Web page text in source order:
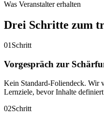
Was Veranstalter erhalten
Drei Schritte zum
01Schritt
Vorgespräch zur
Kein Standard-Foliendeck. Wir
Lernziele, bevor Inhalte
02Schritt